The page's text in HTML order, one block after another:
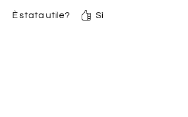
È stata utile? Sì